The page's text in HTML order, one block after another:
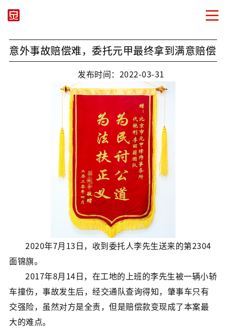
意外事故赔偿难，委托元甲最终拿到满意赔偿
发布时间：2022-03-31
2020年7月13日，收到委托人李先生送来的第2304
面锦旗。
2017年8月14日，在工地的上班的李先生被一辆小轿
车撞伤，事故发生后，经交通队查询得知，肇事车只有
交强险，虽然对方是全责，但是赔偿款变现成了本案最
大的难点。